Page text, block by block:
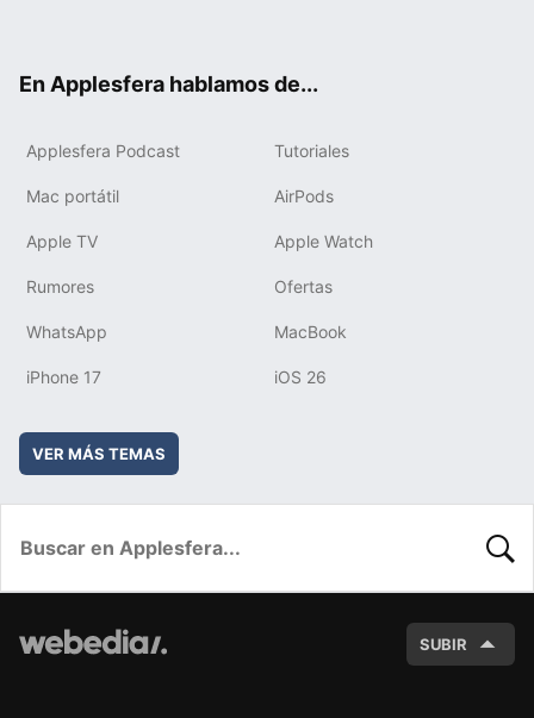
En Applesfera hablamos de...
Applesfera Podcast Tutoriales
Mac portátil AirPods
Apple TV Apple Watch
Rumores Ofertas
WhatsApp MacBook
iPhone 17 iOS 26
VER MÁS TEMAS
SUBIR